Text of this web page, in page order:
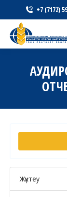
+7 (7172)
Жүктеу